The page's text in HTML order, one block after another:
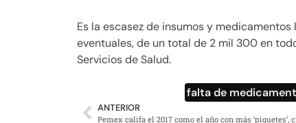
Es la escasez de insumos y
eventuales, de un total de 2 mil 300 en
Servicios de Salud.
falta de
ANTERIOR